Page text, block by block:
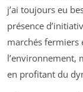
j’ai toujours eu
présence
marchés fermiers
l’environnement,
en profitant du